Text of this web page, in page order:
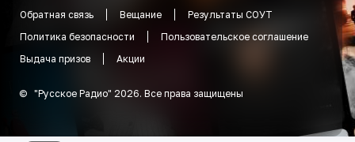
Обратная связь
Вещание
Результаты СОУТ
Политика безопасности
Пользовательское соглашение
Выдача призов
Акции
© "Русское Радио" 2026. Все права защищены